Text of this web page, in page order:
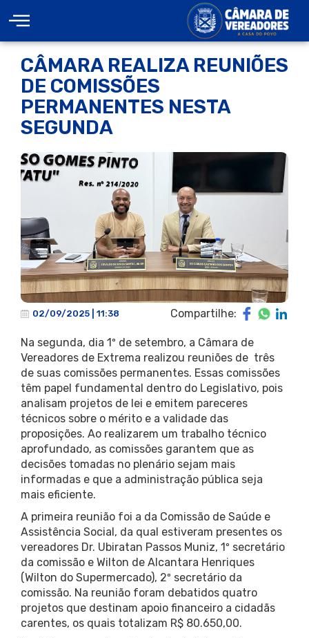
CÂMARA REALIZA REUNIÕES
DE COMISSÕES
PERMANENTES NESTA
SEGUNDA
02/09/2025 | 11:38 Compartilhe:
Na segunda, dia 1º de setembro, a Câmara de
Vereadores de Extrema realizou reuniões de três
de suas comissões permanentes. Essas comissões
têm papel fundamental dentro do Legislativo, pois
analisam projetos de lei e emitem pareceres
técnicos sobre o mérito e a validade das
proposições. Ao realizarem um trabalho técnico
aprofundado, as comissões garantem que as
decisões tomadas no plenário sejam mais
informadas e que a administração pública seja
mais eficiente.
A primeira reunião foi a da Comissão de Saúde e
Assistência Social, da qual estiveram presentes os
vereadores Dr. Ubiratan Passos Muniz, 1º secretário
da comissão e Wilton de Alcantara Henriques
(Wilton do Supermercado), 2º secretário da
comissão. Na reunião foram debatidos quatro
projetos que destinam apoio financeiro a cidadãs
carentes, os quais totalizam R$ 80.650,00.